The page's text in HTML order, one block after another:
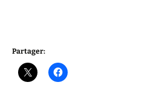
Partager: